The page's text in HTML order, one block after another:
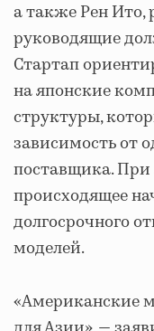
а также Рен
руководящие
Стартап
на японские
структуры,
зависимость от
поставщика. При
происходящее
долгосрочного
моделей.
«Американские